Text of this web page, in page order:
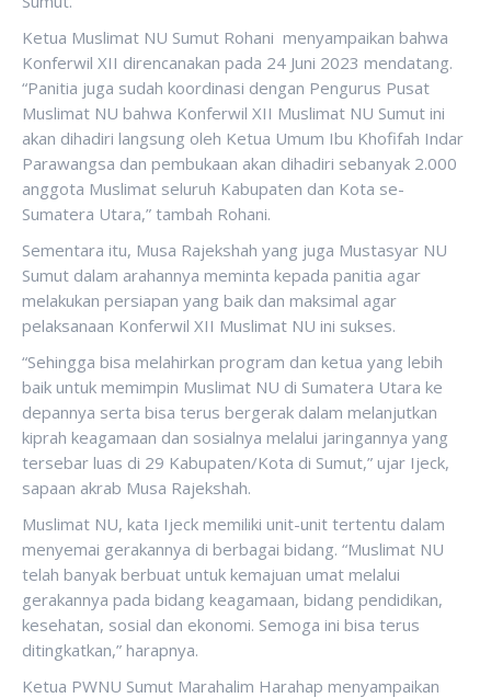
Ketua Muslimat NU Sumut Rohani menyampaikan bahwa
Konferwil XII direncanakan pada 24 Juni 2023 mendatang.
“Panitia juga sudah koordinasi dengan Pengurus Pusat
Muslimat NU bahwa Konferwil XII Muslimat NU Sumut ini
akan dihadiri langsung oleh Ketua Umum Ibu Khofifah Indar
Parawangsa dan pembukaan akan dihadiri sebanyak 2.000
anggota Muslimat seluruh Kabupaten dan Kota se-
Sumatera Utara,” tambah Rohani.
Sementara itu, Musa Rajekshah yang juga Mustasyar NU
Sumut dalam arahannya meminta kepada panitia agar
melakukan persiapan yang baik dan maksimal agar
pelaksanaan Konferwil XII Muslimat NU ini sukses.
“Sehingga bisa melahirkan program dan ketua yang lebih
baik untuk memimpin Muslimat NU di Sumatera Utara ke
depannya serta bisa terus bergerak dalam melanjutkan
kiprah keagamaan dan sosialnya melalui jaringannya yang
tersebar luas di 29 Kabupaten/Kota di Sumut,” ujar Ijeck,
sapaan akrab Musa Rajekshah.
Muslimat NU, kata Ijeck memiliki unit-unit tertentu dalam
menyemai gerakannya di berbagai bidang. “Muslimat NU
telah banyak berbuat untuk kemajuan umat melalui
gerakannya pada bidang keagamaan, bidang pendidikan,
kesehatan, sosial dan ekonomi. Semoga ini bisa terus
ditingkatkan,” harapnya.
Ketua PWNU Sumut Marahalim Harahap menyampaikan